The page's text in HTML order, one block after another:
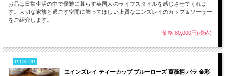
お品は日常生活の中で優雅に暮らす英国人のライフスタイルを感じさせてくれま
す。大切な家族と過ごす空間に飾ってほしい上質なエンズレイのカップ＆ソーサー
をご紹介します。
価格:80,000円(税込)
PICK UP
エインズレイ ティーカップ ブルーローズ 薔薇柄 バラ 金彩